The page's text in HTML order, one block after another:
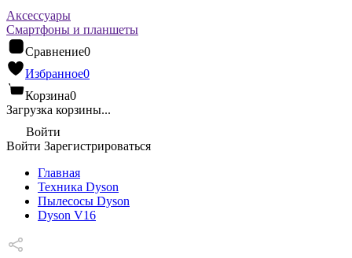
Аксессуары
Смартфоны и планшеты
Сравнение0
Избранное0
Корзина0
Загрузка корзины...
Войти
Войти Зарегистрироваться
Главная
Техника Dyson
Пылесосы Dyson
Dyson V16